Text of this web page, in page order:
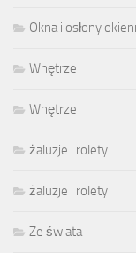
Okna i osłony
Wnętrze
Wnętrze
żaluzje i rolety
żaluzje i rolety
Ze świata